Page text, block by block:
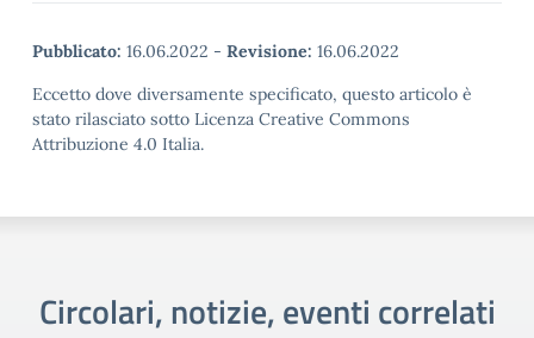
Pubblicato: 16.06.2022 - Revisione: 16.06.2022
Eccetto dove diversamente specificato, questo articolo è
stato rilasciato sotto Licenza Creative Commons
Attribuzione 4.0 Italia.
Circolari, notizie, eventi correlati